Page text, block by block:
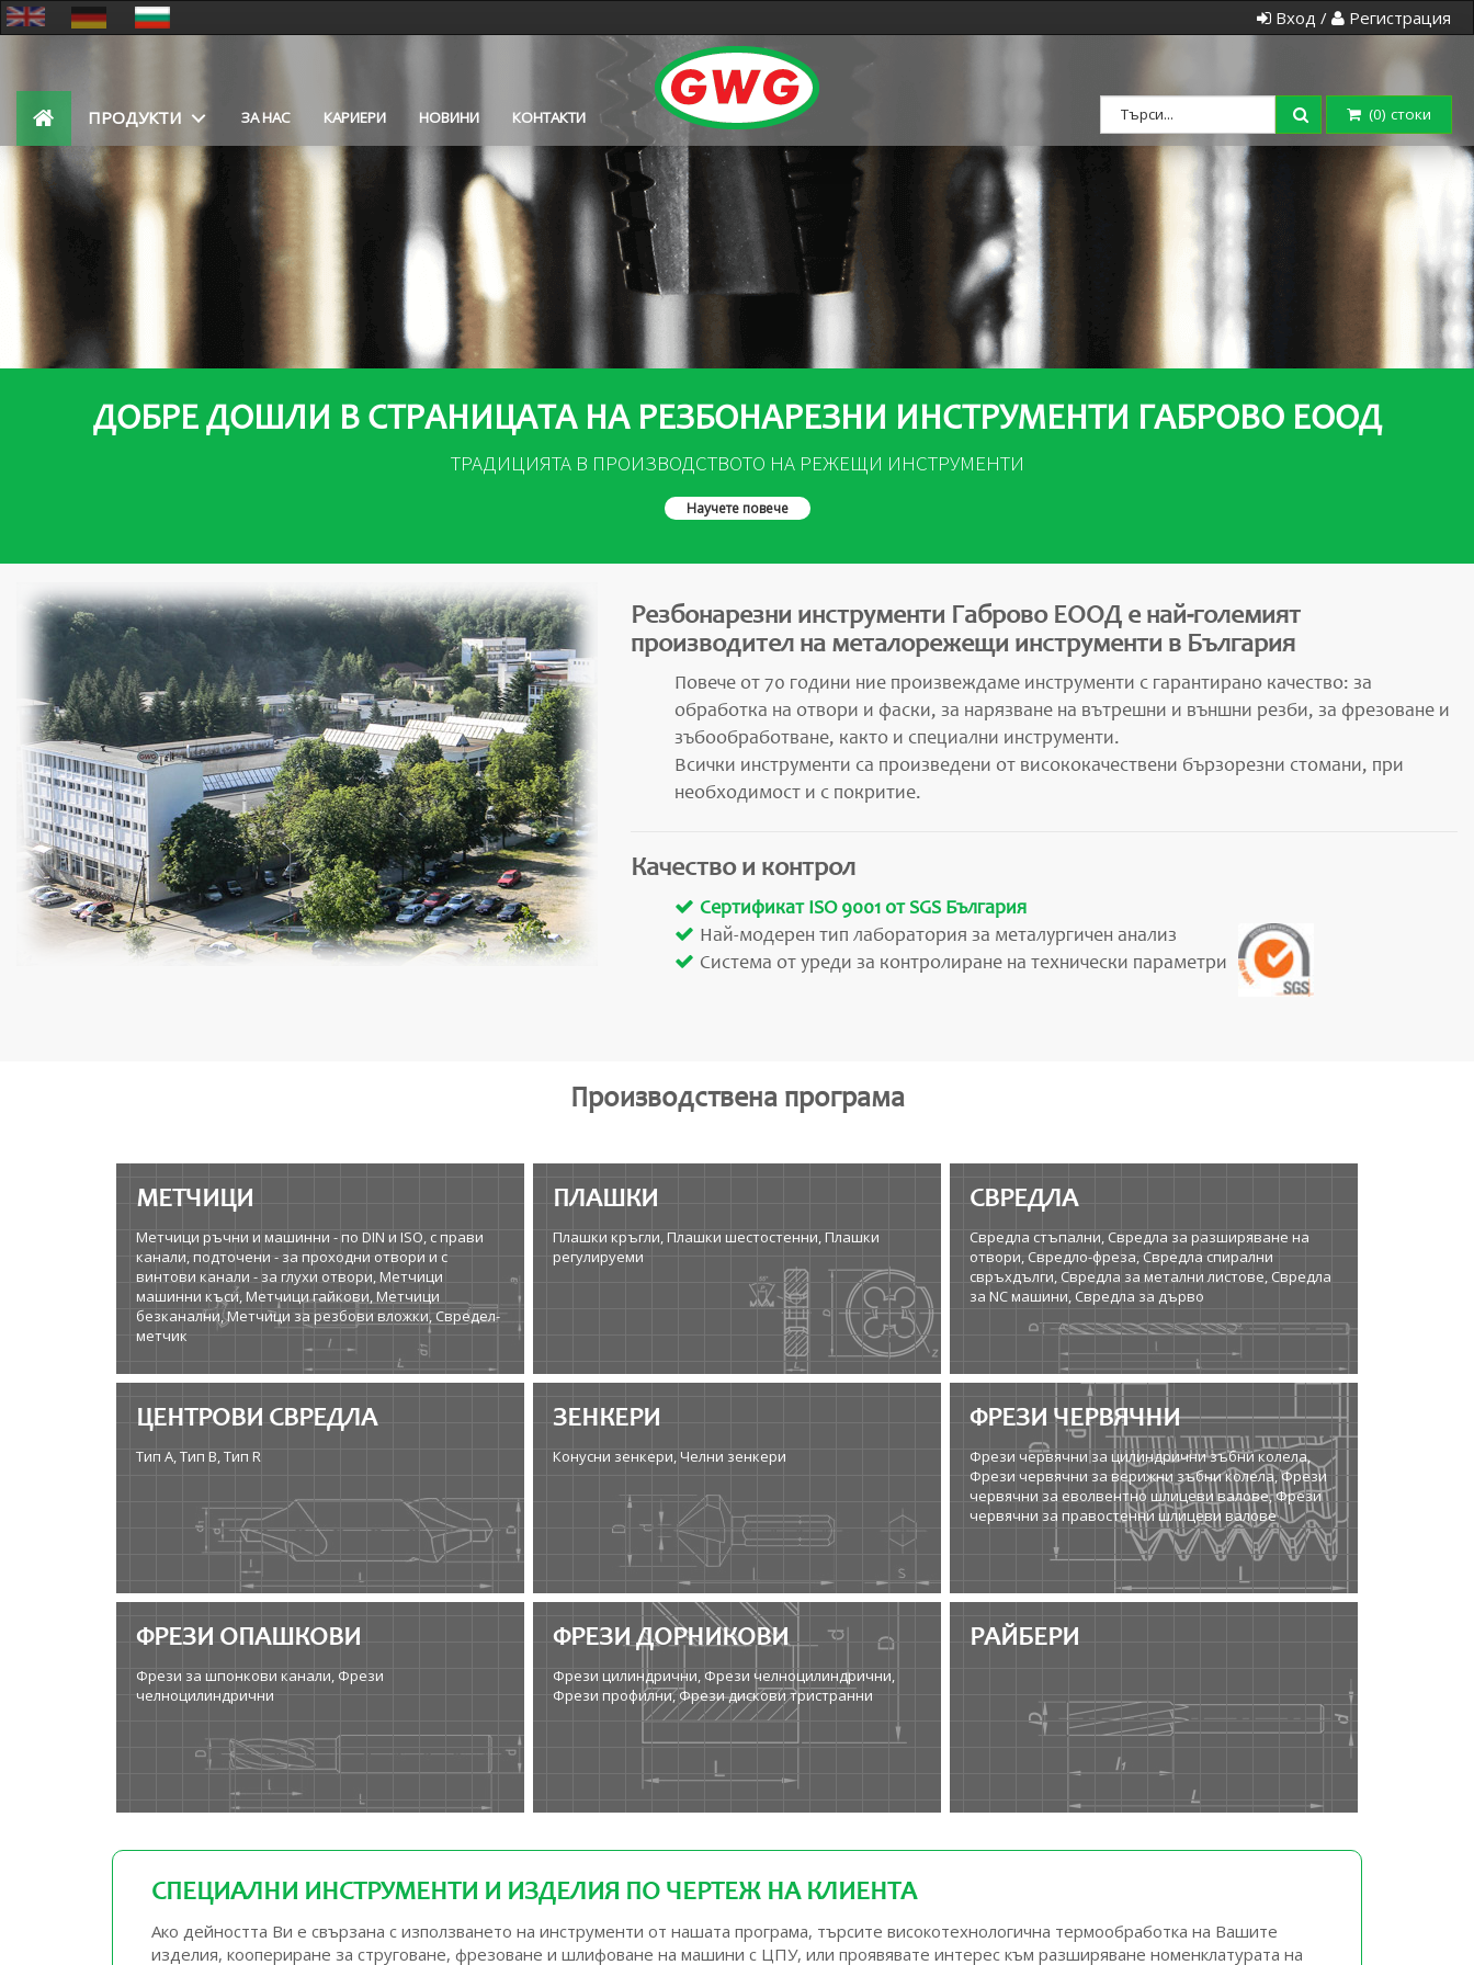
Вход / Регистрация
(0) стоки
ПРОДУКТИ ЗА НАС КАРИЕРИ НОВИНИ КОНТАКТИ
ДОБРЕ ДОШЛИ В СТРАНИЦАТА НА РЕЗБОНАРЕЗНИ ИНСТРУМЕНТИ ГАБРОВО ЕООД
ТРАДИЦИЯТА В ПРОИЗВОДСТВОТО НА РЕЖЕЩИ ИНСТРУМЕНТИ
Научете повече
Резбонарезни инструменти Габрово ЕООД е най-големият
производител на металорежещи инструменти в България
Повече от 70 години ние произвеждаме инструменти с гарантирано качество: за
обработка на отвори и фаски, за нарязване на вътрешни и външни резби, за фрезоване и
зъбообработване, както и специални инструменти.
Всички инструменти са произведени от висококачествени бързорезни стомани, при
необходимост и с покритие.
Качество и контрол
Сертификат ISO 9001 от SGS България
Най-модерен тип лаборатория за металургичен анализ
Система от уреди за контролиране на технически параметри
Производствена програма
МЕТЧИЦИ
Метчици ръчни и машинни - по DIN и ISO, с прави
канали, подточени - за проходни отвори и с
винтови канали - за глухи отвори, Метчици
машинни къси, Метчици гайкови, Метчици
безканални, Метчици за резбови вложки, Свредел-
метчик
ПЛАШКИ
Плашки кръгли, Плашки шестостенни, Плашки
регулируеми
СВРЕДЛА
Свредла стъпални, Свредла за разширяване на
отвори, Свредло-фреза, Свредла спирални
свръхдълги, Свредла за метални листове, Свредла
за NC машини, Свредла за дърво
ЦЕНТРОВИ СВРЕДЛА
Тип A, Тип B, Тип R
ЗЕНКЕРИ
Конусни зенкери, Челни зенкери
ФРЕЗИ ЧЕРВЯЧНИ
Фрези червячни за цилиндрични зъбни колела,
Фрези червячни за верижни зъбни колела, Фрези
червячни за еволвентно шлицеви валове, Фрези
червячни за правостенни шлицеви валове
ФРЕЗИ ОПАШКОВИ
Фрези за шпонкови канали, Фрези
челноцилиндрични
ФРЕЗИ ДОРНИКОВИ
Фрези цилиндрични, Фрези челноцилиндрични,
Фрези профилни, Фрези дискови тристранни
РАЙБЕРИ
СПЕЦИАЛНИ ИНСТРУМЕНТИ И ИЗДЕЛИЯ ПО ЧЕРТЕЖ НА КЛИЕНТА
Ако дейността Ви е свързана с използването на инструменти от нашата програма, търсите високотехнологична термообработка на Вашите
изделия, коопериране за струговане, фрезоване и шлифоване на машини с ЦПУ, или проявявате интерес към разширяване номенклатурата на